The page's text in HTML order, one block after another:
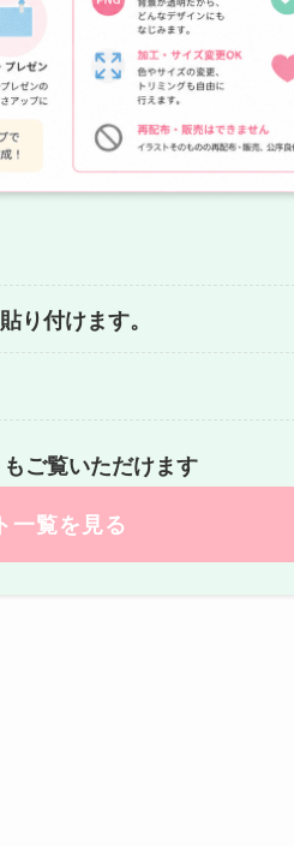
付けます。
ご覧いただけます
一覧を見る